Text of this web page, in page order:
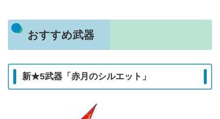
おすすめ武器
新★5武器「赤月のシルエット」